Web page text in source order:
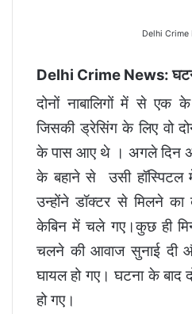
Delhi Crime
Delhi Crime News:
दोनों नाबालिगों में से
जिसकी ड्रेसिंग के लिए वो
के पास आए थे । अगले दिन
के बहाने से उसी
उन्होंने डॉक्टर से मिलने का
केबिन में चले गए।कुछ ही
चलने की आवाज सुनाई दी
घायल हो गए। घटना के बाद
हो गए।